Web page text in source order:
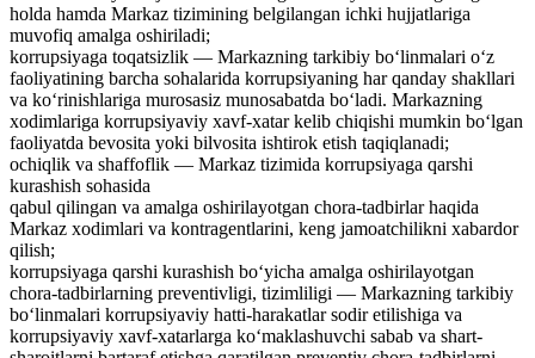
holda hamda Markaz tizimining belgilangan ichki hujjatlariga
muvofiq amalga oshiriladi;
korrupsiyaga toqatsizlik — Markazning tarkibiy bo‘linmalari o‘z
faoliyatining barcha sohalarida korrupsiyaning har qanday shakllari
va ko‘rinishlariga murosasiz munosabatda bo‘ladi. Markazning
xodimlariga korrupsiyaviy xavf-xatar kelib chiqishi mumkin bo‘lgan
faoliyatda bevosita yoki bilvosita ishtirok etish taqiqlanadi;
ochiqlik va shaffoflik — Markaz tizimida korrupsiyaga qarshi
kurashish sohasida
qabul qilingan va amalga oshirilayotgan chora-tadbirlar haqida
Markaz xodimlari va kontragentlarini, keng jamoatchilikni xabardor
qilish;
korrupsiyaga qarshi kurashish bo‘yicha amalga oshirilayotgan
chora-tadbirlarning preventivligi, tizimliligi — Markazning tarkibiy
bo‘linmalari korrupsiyaviy hatti-harakatlar sodir etilishiga va
korrupsiyaviy xavf-xatarlarga ko‘maklashuvchi sabab va shart-